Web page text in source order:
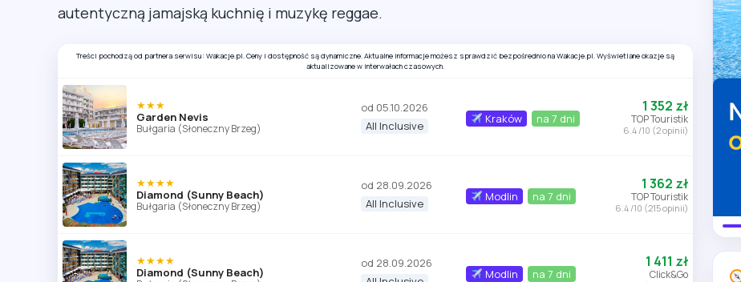
autentyczną jamajską kuchnię i muzykę reggae.
Treści pochodzą od partnera serwisu: Wakacje.pl. Ceny i dostępność są dynamiczne. Aktualne informacje możesz sprawdzić bezpośrednio na Wakacje.pl. Wyświetlane okazje są
aktualizowane w interwałach czasowych.
★★★
Garden Nevis
Bułgaria (Słoneczny Brzeg)
od 05.10.2026
All Inclusive
Kraków na 7 dni
1 352 zł
TOP Touristik
6.4 /10 (2 opinii)
★★★★
Diamond (Sunny Beach)
Bułgaria (Słoneczny Brzeg)
od 28.09.2026
All Inclusive
Modlin na 7 dni
1 362 zł
TOP Touristik
6.4 /10 (215 opinii)
★★★★
Diamond (Sunny Beach)
od 28.09.2026
Modlin na 7 dni
1 411 zł
Click&Go